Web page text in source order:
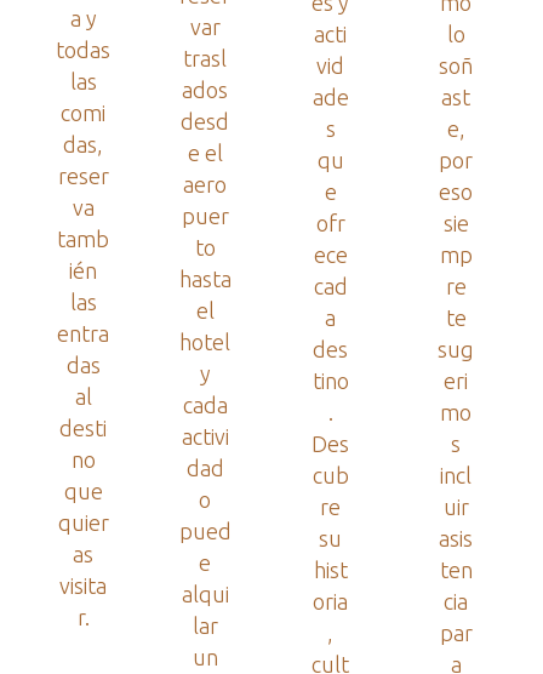
a y
todas
las
comi
das,
reser
va
tamb
ién
las
entra
das
al
desti
no
que
quier
as
visita
r.
var
trasl
ados
desd
e el
aero
puer
to
hasta
el
hotel
y
cada
activi
dad
o
pued
e
alqui
lar
un
acti
vid
ade
s
qu
e
ofr
ece
cad
a
des
tino
Des
cub
re
su
hist
oria
cult
lo
soñ
ast
e,
por
eso
sie
mp
re
te
sug
eri
mo
s
incl
uir
asis
ten
cia
par
a